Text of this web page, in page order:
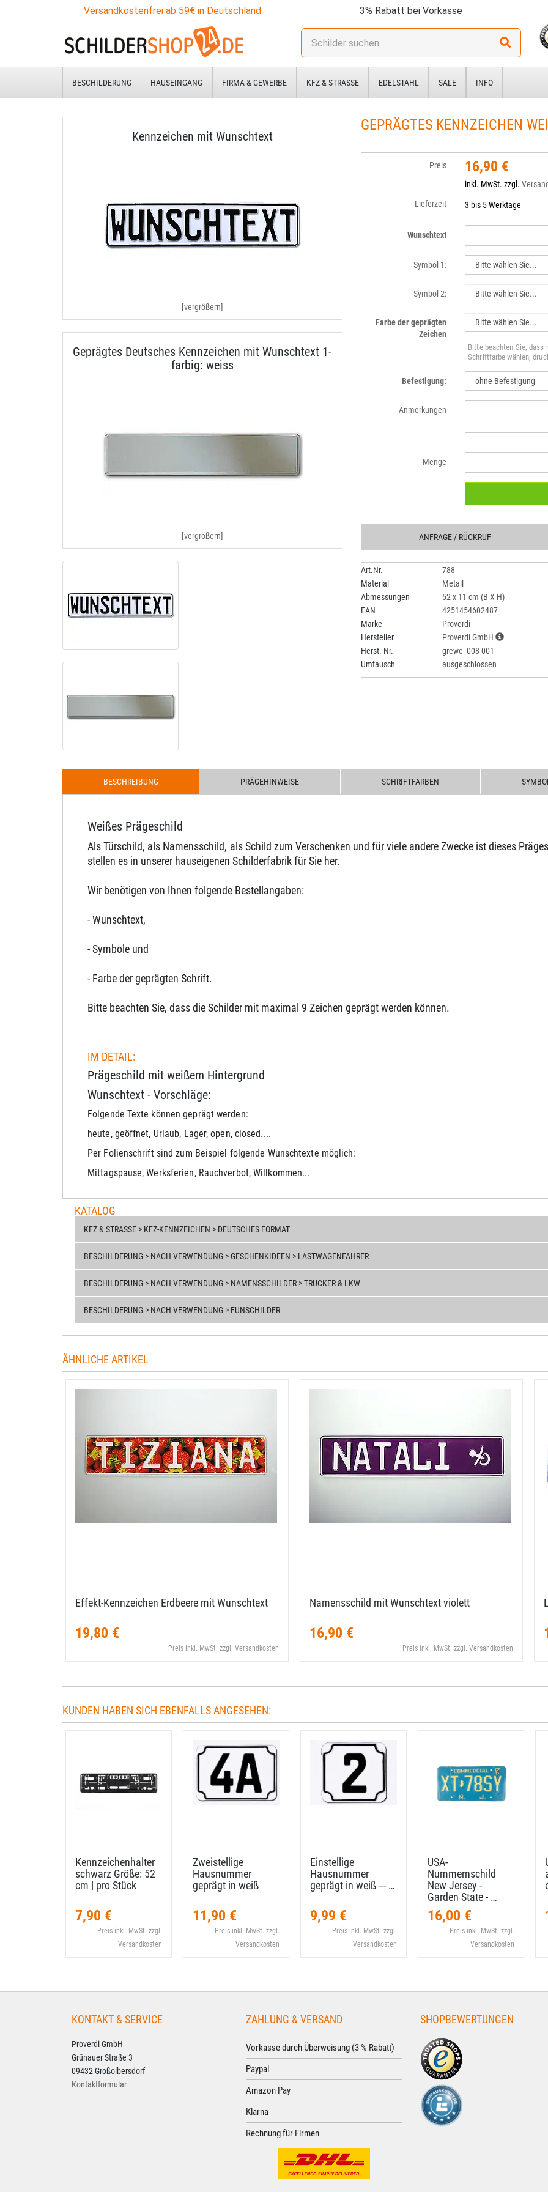
Versandkostenfrei ab 59€ in Deutschland 3% Rabatt bei Vorkasse
Stichwort:
BESCHILDERUNG HAUSEINGANG FIRMA & GEWERBE KFZ & STRASSE EDELSTAHL SALE INFO
Kennzeichen mit Wunschtext
[vergrößern]
Geprägtes Deutsches Kennzeichen mit Wunschtext 1-
farbig: weiss
[vergrößern]
GEPRÄGTES KENNZEICHEN
Preis 16,90 €
inkl. MwSt. zzgl.Versand
Lieferzeit
3 bis 5 Werktage
Wunschtext
Symbol 1:
Symbol 2:
Farbe der geprägten
Zeichen
Bitte beachten Sie, dass
Schriftfarbe wählen,
Befestigung:
Anmerkungen
Menge
ANFRAGE / RÜCKRUF
Art.Nr.
788
Material
Metall
Abmessungen
52 x 11 cm (B X H)
EAN
4251454602487
Marke
Proverdi
Hersteller
Proverdi GmbH
Herst.-Nr.
grewe_008-001
Umtausch
ausgeschlossen
BESCHREIBUNG PRÄGEHINWEISE SCHRIFTFARBEN
Weißes Prägeschild
Als Türschild, als Namensschild, als Schild zum Verschenken und für viele andere Zwecke ist dieses
stellen es in unserer hauseigenen Schilderfabrik für Sie her.
Wir benötigen von Ihnen folgende Bestellangaben:
- Wunschtext,
- Symbole und
- Farbe der geprägten Schrift.
Bitte beachten Sie, dass die Schilder mit maximal 9 Zeichen geprägt werden können.
IM DETAIL:
Prägeschild mit weißem Hintergrund
Wunschtext - Vorschläge:
Folgende Texte können geprägt werden:
heute, geöffnet, Urlaub, Lager, open, closed....
Per Folienschrift sind zum Beispiel folgende Wunschtexte möglich:
Mittagspause, Werksferien, Rauchverbot, Willkommen...
KATALOG
KFZ & STRASSE > KFZ-KENNZEICHEN > DEUTSCHES FORMAT
BESCHILDERUNG > NACH VERWENDUNG > GESCHENKIDEEN > LASTWAGENFAHRER
BESCHILDERUNG > NACH VERWENDUNG > NAMENSSCHILDER > TRUCKER & LKW
BESCHILDERUNG > NACH VERWENDUNG > FUNSCHILDER
ÄHNLICHE ARTIKEL
Effekt-​Kennzeichen Erdbeere mit Wunschtext
19,80 €
Preis inkl. MwSt. zzgl. Versandkosten
Namensschild mit Wunschtext violett
16,90 €
Preis inkl. MwSt. zzgl. Versandkosten
KUNDEN HABEN SICH EBENFALLS ANGESEHEN:
Kennzeichenhalter
schwarz Größe: 52
cm | pro Stück
7,90 €
Preis inkl. MwSt. zzgl.
Versandkosten
Zweistellige
Hausnummer
geprägt in weiß
11,90 €
Preis inkl. MwSt. zzgl.
Versandkosten
Einstellige
Hausnummer
geprägt in weiß --​- …
9,99 €
Preis inkl. MwSt. zzgl.
Versandkosten
USA-​
Nummernschild
New Jersey -
Garden State - …
16,00 €
Preis inkl. MwSt. zzgl.
Versandkosten
KONTAKT & SERVICE
Proverdi GmbH
Grünauer Straße 3
09432 Großolbersdorf
Kontaktformular
ZAHLUNG & VERSAND
Vorkasse durch Überweisung (3 % Rabatt)
Paypal
Amazon Pay
Klarna
Rechnung für Firmen
SHOPBEWERTUNGEN